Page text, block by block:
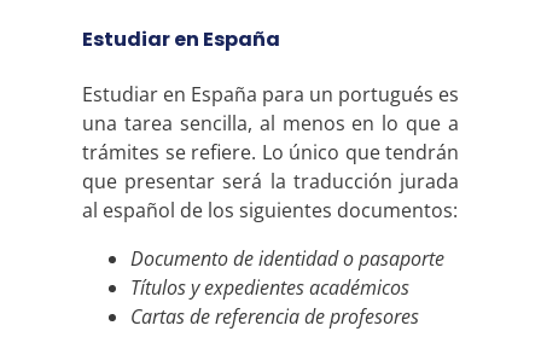
Estudiar en España
Estudiar en España para un portugués es
una tarea sencilla, al menos en lo que a
trámites se refiere. Lo único que tendrán
que presentar será la traducción jurada
al español de los siguientes documentos:
Documento de identidad o pasaporte
Títulos y expedientes académicos
Cartas de referencia de profesores